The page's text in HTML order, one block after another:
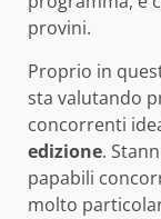
provini.
Proprio in
sta valutando
concorrenti
edizione.
papabili
molto